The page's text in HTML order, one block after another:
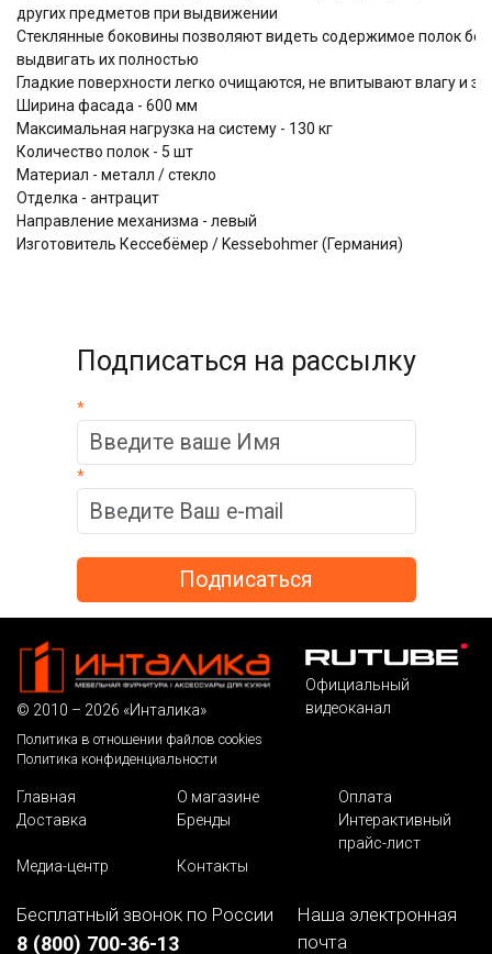
других предметов при выдвижении
Стеклянные боковины позволяют видеть содержимое полок
выдвигать их полностью
Гладкие поверхности легко очищаются, не впитывают влагу и
Ширина фасада - 600 мм
Максимальная нагрузка на систему - 130 кг
Количество полок - 5 шт
Материал - металл / стекло
Отделка - антрацит
Направление механизма - левый
Изготовитель Кессебёмер / Kessebohmer (Германия)
Подписаться на рассылку
*
*
© 2010 – 2026 «Инталика»
Политика в отношении файлов cookies
Политика конфиденциальности
Официальный
видеоканал
Главная О магазине
Оплата
Доставка
Бренды
Интерактивный
прайс-лист
Медиа-центр
Контакты
Бесплатный звонок по России
8 (800) 700-36-13
Наша электронная
почта